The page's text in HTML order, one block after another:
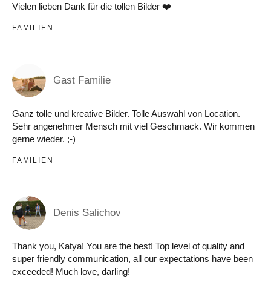
Vielen lieben Dank für die tollen Bilder ❤️
FAMILIEN
Gast Familie
Ganz tolle und kreative Bilder. Tolle Auswahl von Location.
Sehr angenehmer Mensch mit viel Geschmack. Wir kommen
gerne wieder. ;-)
FAMILIEN
Denis Salichov
Thank you, Katya! You are the best! Top level of quality and
super friendly communication, all our expectations have been
exceeded! Much love, darling!